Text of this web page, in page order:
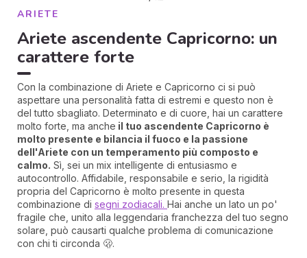
ARIETE
Ariete ascendente Capricorno: un
carattere forte
Con la combinazione di Ariete e Capricorno ci si può
aspettare una personalità fatta di estremi e questo non è
del tutto sbagliato. Determinato e di cuore, hai un carattere
molto forte, ma anche il tuo ascendente Capricorno è
molto presente e bilancia il fuoco e la passione
dell'Ariete con un temperamento più composto e
calmo. Sì, sei un mix intelligente di entusiasmo e
autocontrollo. Affidabile, responsabile e serio, la rigidità
propria del Capricorno è molto presente in questa
combinazione di segni zodiacali. Hai anche un lato un po'
fragile che, unito alla leggendaria franchezza del tuo segno
solare, può causarti qualche problema di comunicazione
con chi ti circonda 🫢.